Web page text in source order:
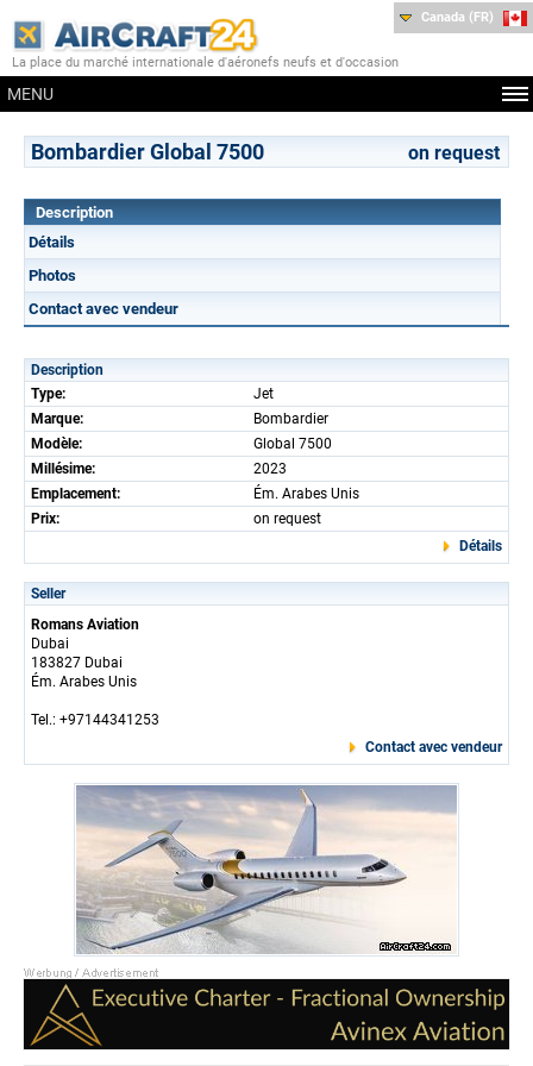
La place du marché internationale d'aéronefs neufs et d'occasion
MENU
Canada (FR)
Bombardier Global 7500 on request
Description
Détails
Photos
Contact avec vendeur
Description
Type:
Jet
Marque:
Bombardier
Modèle:
Global 7500
Millésime:
2023
Emplacement:
Ém. Arabes Unis
Prix:
on request
Détails
Seller
Romans Aviation
Dubai
183827 Dubai
Ém. Arabes Unis
Tel.: +97144341253
Contact avec vendeur